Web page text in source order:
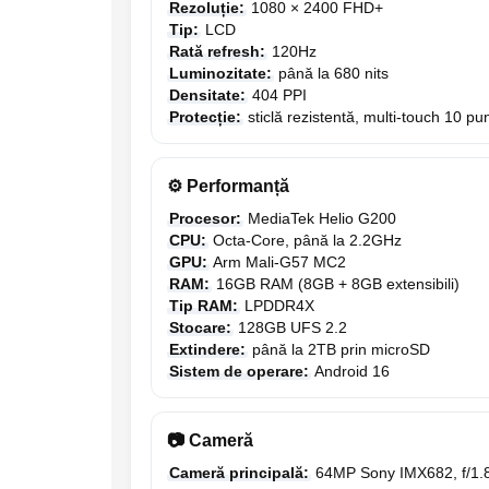
Panouri solare portabile
Statii incarcare masini electrice
Media player cu Android
Termometre non contact
Aspiratoare robot, piese si accesorii
Piese de schimb telefoane mobile
Rezoluție: 1080 × 2400 FHD+
Tip: LCD
Rată refresh: 120Hz
Luminozitate: până la 680 nits
Densitate: 404 PPI
Protecție: sticlă rezistentă, multi-touch 10
⚙️ Performanță
Procesor: MediaTek Helio G200
CPU: Octa-Core, până la 2.2GHz
GPU: Arm Mali-G57 MC2
RAM: 16GB RAM (8GB + 8GB extensibili)
Tip RAM: LPDDR4X
Stocare: 128GB UFS 2.2
Extindere: până la 2TB prin microSD
Sistem de operare: Android 16
📷 Cameră
Cameră principală: 64MP Sony IMX682, f/